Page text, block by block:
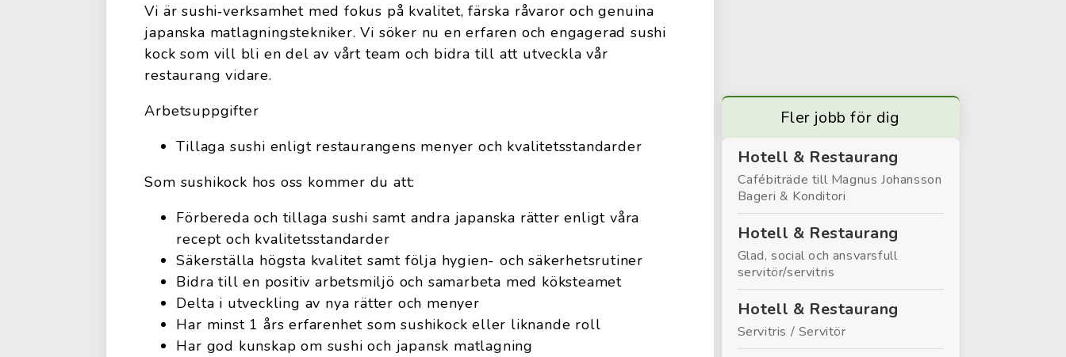
Vi är sushi‑verksamhet med fokus på kvalitet, färska råvaror och genuina
japanska matlagningstekniker. Vi söker nu en erfaren och engagerad sushi
kock som vill bli en del av vårt team och bidra till att utveckla vår
restaurang vidare.
Arbetsuppgifter
Tillaga sushi enligt restaurangens menyer och kvalitetsstandarder
Som sushikock hos oss kommer du att:
Förbereda och tillaga sushi samt andra japanska rätter enligt våra
recept och kvalitetsstandarder
Säkerställa högsta kvalitet samt följa hygien- och säkerhetsrutiner
Bidra till en positiv arbetsmiljö och samarbeta med köksteamet
Delta i utveckling av nya rätter och menyer
Har minst 1 års erfarenhet som sushikock eller liknande roll
Har god kunskap om sushi och japansk matlagning
Fler jobb för dig
Hotell & Restaurang
Cafébiträde till Magnus Johansson
Bageri & Konditori
Hotell & Restaurang
Glad, social och ansvarsfull
servitör/servitris
Hotell & Restaurang
Servitris / Servitör